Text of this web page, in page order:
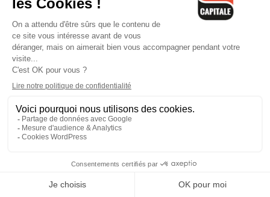
Basket : l’ASVEL conclut en beauté
une magnifique année 2019